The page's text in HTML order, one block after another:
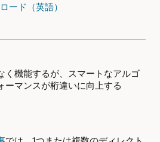
ード（英語）
く機能するが、スマートなアルゴ
ーマンスが桁違いに向上する